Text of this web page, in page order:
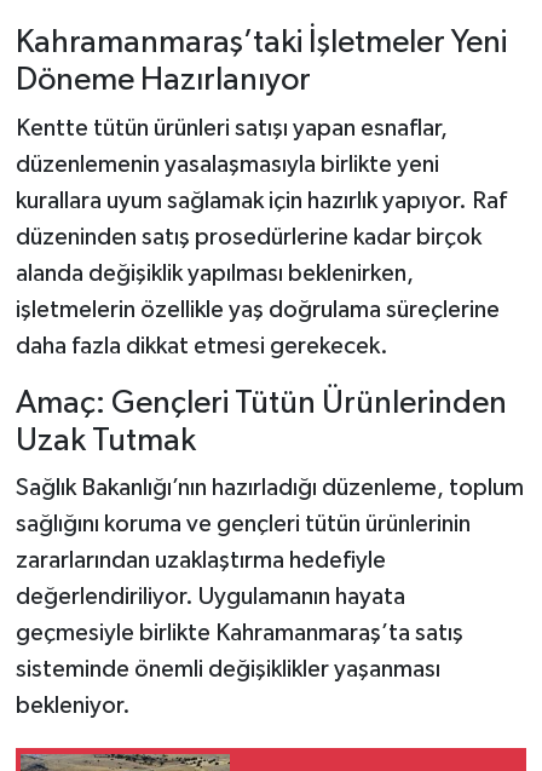
Kahramanmaraş’taki İşletmeler Yeni
Döneme Hazırlanıyor
Kentte tütün ürünleri satışı yapan esnaflar,
düzenlemenin yasalaşmasıyla birlikte yeni
kurallara uyum sağlamak için hazırlık yapıyor. Raf
düzeninden satış prosedürlerine kadar birçok
alanda değişiklik yapılması beklenirken,
işletmelerin özellikle yaş doğrulama süreçlerine
daha fazla dikkat etmesi gerekecek.
Amaç: Gençleri Tütün Ürünlerinden
Uzak Tutmak
Sağlık Bakanlığı’nın hazırladığı düzenleme, toplum
sağlığını koruma ve gençleri tütün ürünlerinin
zararlarından uzaklaştırma hedefiyle
değerlendiriliyor. Uygulamanın hayata
geçmesiyle birlikte Kahramanmaraş’ta satış
sisteminde önemli değişiklikler yaşanması
bekleniyor.